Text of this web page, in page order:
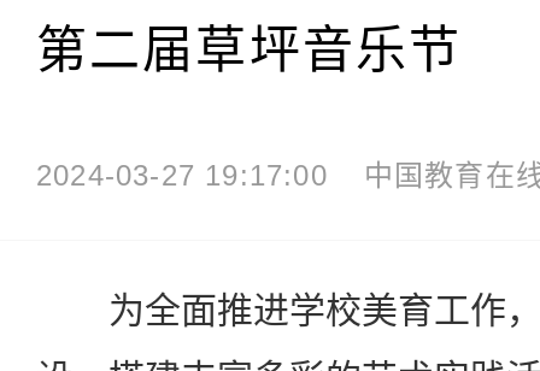
第二届草坪音乐节
2024-03-27 19:17:00 中国教育在
为全面推进学校美育工作